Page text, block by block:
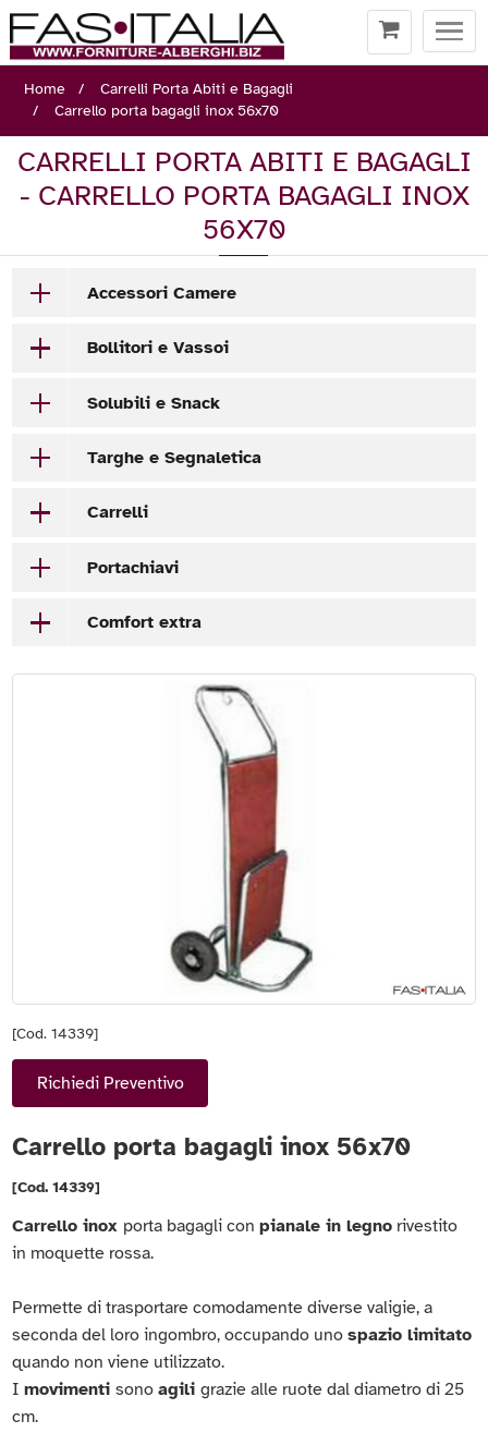
Home
Carrelli Porta Abiti e Bagagli
Carrello porta bagagli inox 56x70
CARRELLI PORTA ABITI E BAGAGLI
- CARRELLO PORTA BAGAGLI INOX
56X70
Accessori Camere
Bollitori e Vassoi
Solubili e Snack
Targhe e Segnaletica
Carrelli
Portachiavi
Comfort extra
[Cod. 14339]
Richiedi Preventivo
Carrello porta bagagli inox 56x70
[Cod. 14339]
Carrello inox porta bagagli conpianale in legno rivestito
in moquette rossa.
Permette di trasportare comodamente diverse valigie, a
seconda del loro ingombro, occupando unospazio limitato
quando non viene utilizzato.
Imovimentisonoagiligrazie alle ruote dal diametro di 25
cm.